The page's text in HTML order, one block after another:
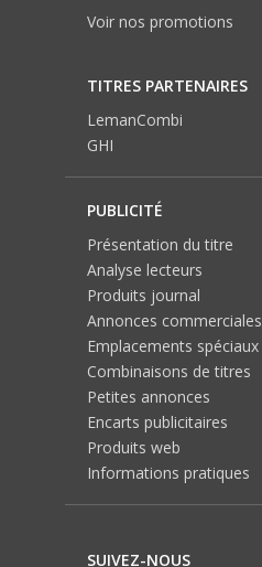
Voir nos promotions
TITRES PARTENAIRES
LemanCombi
GHI
PUBLICITÉ
Présentation du titre
Analyse lecteurs
Produits journal
Annonces commerciales
Emplacements spéciaux
Combinaisons de titres
Petites annonces
Encarts publicitaires
Produits web
Informations pratiques
SUIVEZ-NOUS